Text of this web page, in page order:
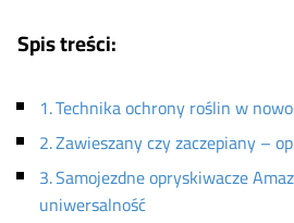
Spis treści:
Technika ochrony roślin w
Zawieszany czy zaczepiany –
Samojezdne opryskiwacze
uniwersalność